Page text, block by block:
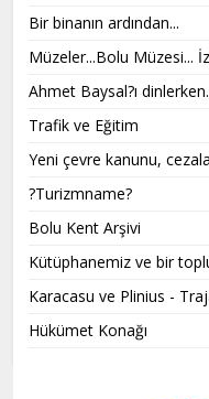
Bir binanın ardından...
Müzeler...Bolu Müzesi...
Ahmet Baysal?ı
Trafik ve Eğitim
Yeni çevre kanunu,
?Turizmname?
Bolu Kent Arşivi
Kütüphanemiz ve bir
Karacasu ve Plinius -
Hükümet Konağı